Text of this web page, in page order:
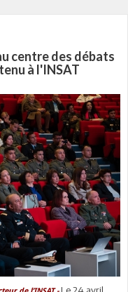
centre des débats
à l'INSAT